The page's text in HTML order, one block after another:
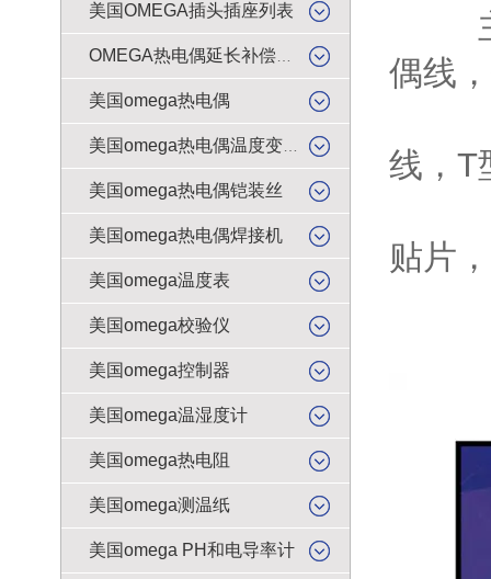
美国OMEGA插头插座列表
美国omega热电偶
美国omega热电偶铠装丝
美国omega热电偶焊接机
美国omega温度表
美国omega校验仪
美国omega控制器
美国omega温湿度计
美国omega热电阻
美国omega测温纸
美国omega PH和电导率计
主营
偶线
线，T
贴片